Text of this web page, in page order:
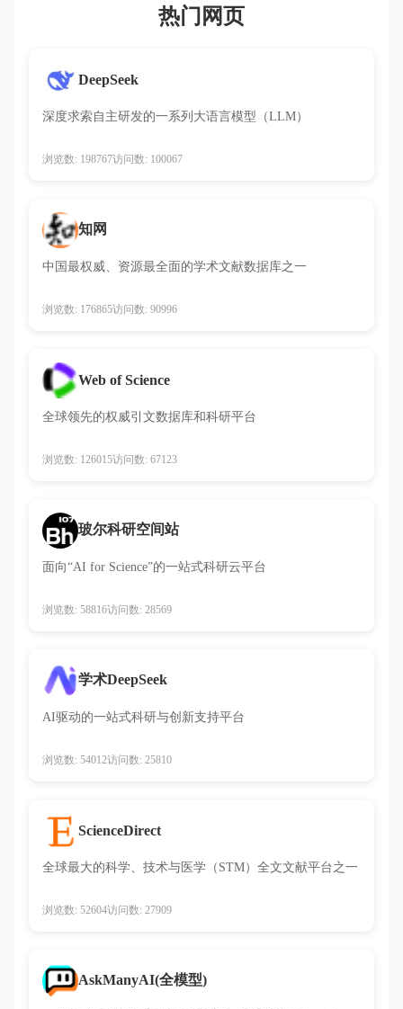
热门网页
DeepSeek
深度求索自主研发的一系列大语言模型（LLM）
浏览数: 198767访问数: 100067
知网
中国最权威、资源最全面的学术文献数据库之一
浏览数: 176865访问数: 90996
Web of Science
全球领先的权威引文数据库和科研平台
浏览数: 126015访问数: 67123
玻尔科研空间站
面向“AI for Science”的一站式科研云平台
浏览数: 58816访问数: 28569
学术DeepSeek
AI驱动的一站式科研与创新支持平台
浏览数: 54012访问数: 25810
ScienceDirect
全球最大的科学、技术与医学（STM）全文文献平台之一
浏览数: 52604访问数: 27909
AskManyAI(全模型)